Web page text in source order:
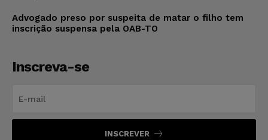
Advogado preso por suspeita de matar o filho tem
inscrição suspensa pela OAB-TO
Inscreva-se
INSCREVER